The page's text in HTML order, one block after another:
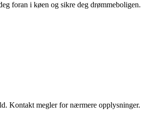
foran i køen og sikre deg drømmeboligen.
Kontakt megler for nærmere opplysninger.